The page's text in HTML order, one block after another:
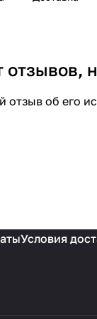
отзыв об его
Условия